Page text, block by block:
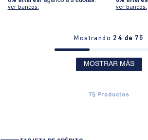
ver bancos.
ver bancos.
Mostrando24 de 75
MOSTRAR MÁS
75 Productos